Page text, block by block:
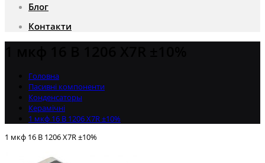
Блог
Контакти
Головна
Пасивні компоненти
Конденсаторы
Керамічні
1 мкф 16 В 1206 X7R ±10%
1 мкф 16 В 1206 X7R ±10%